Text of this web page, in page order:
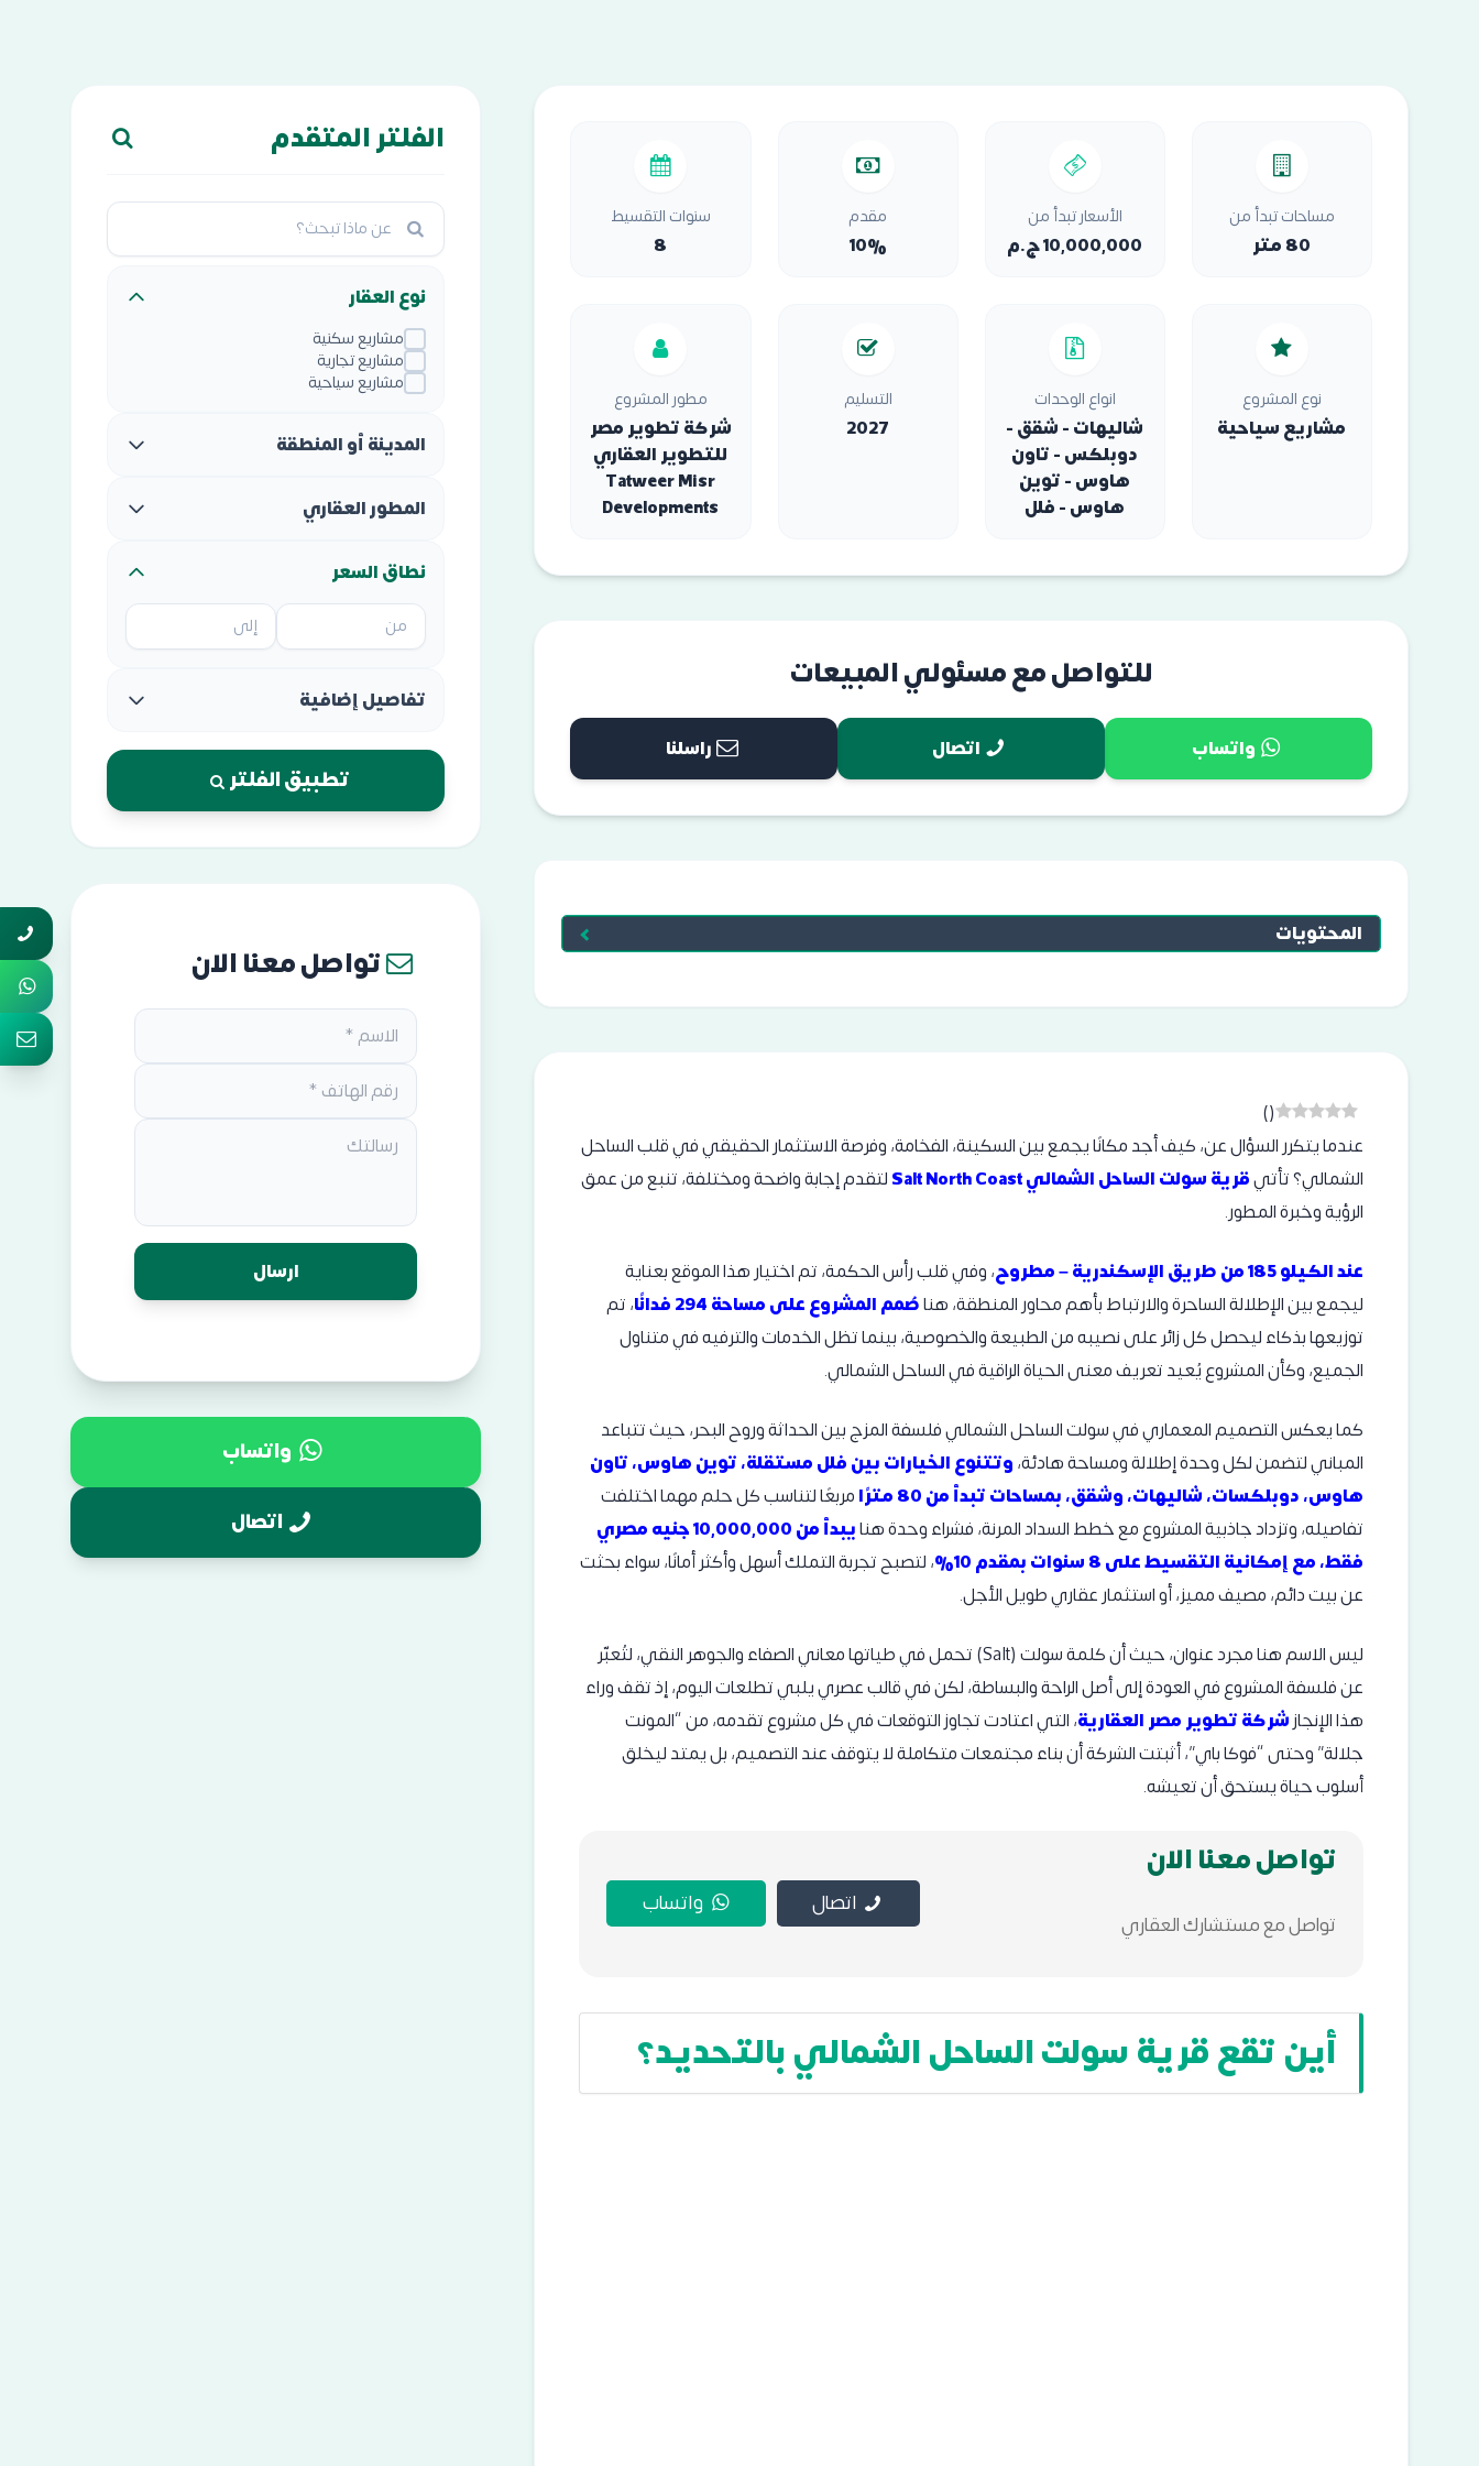
مساحات تبدأ من
80 متر
الأسعار تبدأ من
10,000,000 ج.م
مقدم
10%
سنوات التقسيط
8
نوع المشروع
مشاريع سياحية
انواع الوحدات
شاليهات - شقق -
دوبلكس - تاون
هاوس - توين
هاوس - فلل
التسليم
2027
مطور المشروع
شركة تطوير مصر
للتطوير العقاري
Tatweer Misr
Developments
للتواصل مع مسئولي المبيعات
واتساب اتصال راسلنا
المحتويات
(
)
عندما يتكرر السؤال عن، كيف أجد مكانًا يجمع بين السكينة، الفخامة، وفرصة الاستثمار الحقيقي في قلب الساحل
الشمالي؟ تأتيقرية سولت الساحل الشمالي Salt North Coast
لتقدم إجابة واضحة ومختلفة، تنبع من عمق
الرؤية وخبرة المطور.
عند الكيلو 185 من طريق الإسكندرية – مطروح
، وفي قلب رأس الحكمة، تم اختيار هذا الموقع بعناية
ليجمع بين الإطلالة الساحرة والارتباط بأهم محاور المنطقة، هناصُمم المشروع على مساحة 294 فدانًا
، تم
توزيعها بذكاء ليحصل كل زائر على نصيبه من الطبيعة والخصوصية، بينما تظل الخدمات والترفيه في متناول
الجميع، وكأن المشروع يُعيد تعريف معنى الحياة الراقية في الساحل الشمالي.
كما يعكس التصميم المعماري في سولت الساحل الشمالي فلسفة المزج بين الحداثة وروح البحر، حيث تتباعد
المباني لتضمن لكل وحدة إطلالة ومساحة هادئة،وتتنوع الخيارات بين فلل مستقلة، توين هاوس، تاون
هاوس، دوبلكسات، شاليهات، وشقق، بمساحات تبدأ من 80 مترًا
مربعًا لتناسب كل حلم مهما اختلفت
تفاصيله، وتزداد جاذبية المشروع مع خطط السداد المرنة، فشراء وحدة هنا
يبدأ من 10,000,000 جنيه مصري
فقط، مع إمكانية التقسيط على 8 سنوات بمقدم 10%
، لتصبح تجربة التملك أسهل وأكثر أمانًا، سواء بحثت
عن بيت دائم، مصيف مميز، أو استثمار عقاري طويل الأجل.
ليس الاسم هنا مجرد عنوان، حيث أن كلمة سولت (Salt) تحمل في طياتها معاني الصفاء والجوهر النقي، لتُعبّر
عن فلسفة المشروع في العودة إلى أصل الراحة والبساطة، لكن في قالب عصري يلبي تطلعات اليوم، إذ تقف وراء
هذا الإنجازشركة تطوير مصر العقارية، التي اعتادت تجاوز التوقعات في كل مشروع تقدمه، من “المونت
جلالة” وحتى “فوكا باي”، أثبتت الشركة أن بناء مجتمعات متكاملة لا يتوقف عند التصميم، بل يمتد ليخلق
أسلوب حياة يستحق أن تعيشه.
تواصل معنا الان
تواصل مع مستشارك العقاري
اتصال واتساب
أين تقع قرية سولت الساحل الشمالي بالتحديد؟
الفلتر المتقدم
نوع العقار
مشاريع سكنية
مشاريع تجارية
مشاريع سياحية
المدينة أو المنطقة
المطور العقاري
نطاق السعر
تفاصيل إضافية
تطبيق الفلتر
تواصل معنا الان
واتساب
اتصال